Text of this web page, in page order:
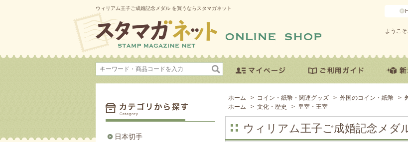
ウィリアム王子ご成婚記念メダル を買うならスタマガネット
ようこそ
ホーム > コイン・紙幣・関連グッズ > 外国のコイン・紙幣 >
ホーム
> 文化・歴史 > 皇室・王室
ウィリアム王子ご成婚記念メダ
日本切手